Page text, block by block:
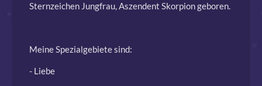
Sternzeichen Jungfrau, Aszendent Skorpion geboren.
Meine Spezialgebiete sind:
- Liebe